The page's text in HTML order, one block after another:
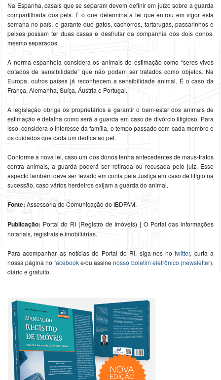
Na Espanha, casais que se separam devem definir em juízo sobre a guarda
compartilhada dos pets. É o que determina a lei que entrou em vigor esta
semana no país, e garante que gatos, cachorros, tartarugas, passarinhos e
peixes possam ter duas casas e desfrutar da companhia dos dois donos,
mesmo separados.
A norma espanhola considera os animais de estimação como “seres vivos
dotados de sensibilidade” que não podem ser tratados como objetos. Na
Europa, outros países já reconhecem a sensibilidade animal. É o caso da
França, Alemanha, Suíça, Áustria e Portugal.
A legislação obriga os proprietários a garantir o bem-estar dos animais de
estimação e detalha como será a guarda em caso de divórcio litigioso. Para
isso, considera o interesse da família, o tempo passado com cada membro e
os cuidados que cada um dedica ao pet.
Conforme a nova lei, caso um dos donos tenha antecedentes de maus-tratos
contra animais, a guarda poderá ser retirada ou recusada pelo juiz. Esse
aspecto também deve ser levado em conta pela Justiça em caso de litígio na
sucessão, caso vários herdeiros exijam a guarda do animal.
Fonte: Assessoria de Comunicação do IBDFAM.
Publicação: Portal do RI (Registro de Imóveis) | O Portal das informações
notariais, registrais e imobiliárias.
Para acompanhar as notícias do Portal do RI, siga-nos notwitter, curta a
nossa página no facebooke/ou assinenosso boletim eletrônico (newsletter),
diário e gratuito.